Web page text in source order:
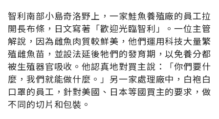
智利南部小島奇洛野上，一家鮭魚養殖廠的員工拉
開長布條，日文寫著「歡迎光臨智利」。一位主管
解說，因為雌魚肉質較鮮美，他們運用科技大量繁
殖雌魚苗，並設法延後牠們的發育期，以免養分都
被生殖器官吸收。他認真地對買主說：「你們要什
麼，我們就能做什麼。」另一家處理廠中，白袍白
口罩的員工，針對美國、日本等國買主的要求，做
不同的切片和包裝。